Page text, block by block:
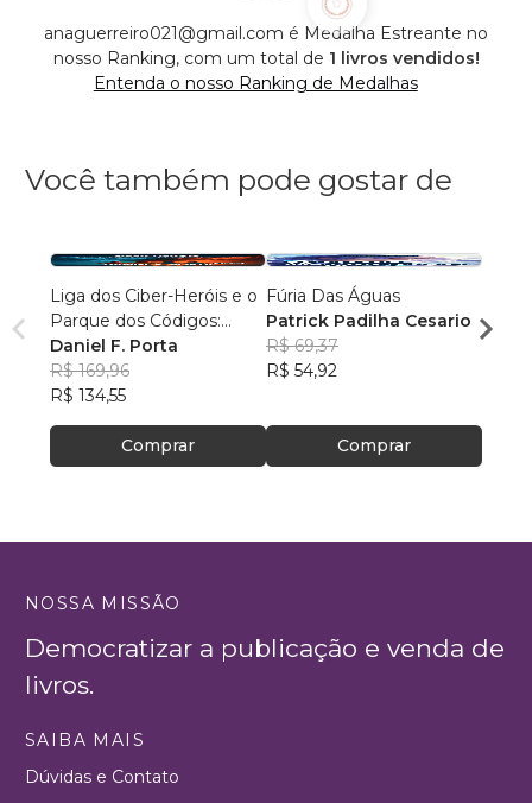
anaguerreiro021@gmail.com é Medalha Estreante no
nosso Ranking, com um total de 1 livros vendidos!
Entenda o nosso Ranking de Medalhas
Você também pode gostar de
Liga dos Ciber-Heróis e o
Parque dos Códigos:
Rumo ao Desconhecido
Daniel F. Porta
R$ 169,96
R$ 134,55
Comprar
Fúria Das Águas
Patrick Padilha Cesario
R$ 69,37
R$ 54,92
Comprar
R$
NOSSA MISSÃO
Democratizar a publicação e venda de
livros.
SAIBA MAIS
Dúvidas e Contato